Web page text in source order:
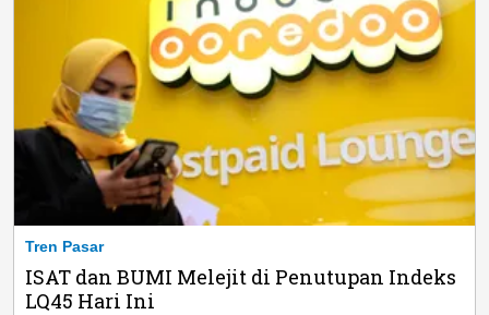
Tren Pasar
ISAT dan BUMI Melejit di Penutupan Indeks
LQ45 Hari Ini